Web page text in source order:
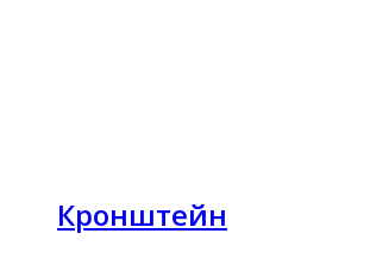
Кронштейн